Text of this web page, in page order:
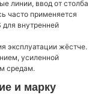
линии, ввод от столба
часто применяется
внутренней
эксплуатации жёстче.
усиленной
средам.
и марку